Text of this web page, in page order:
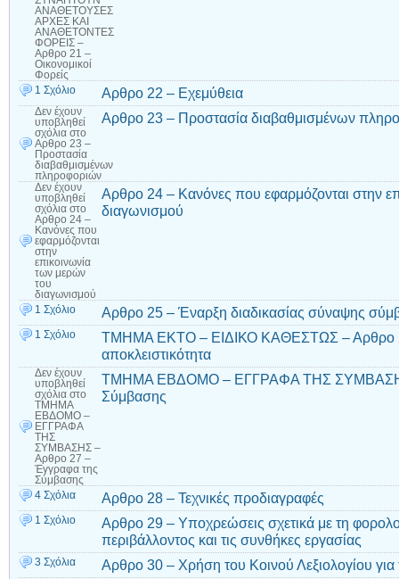
ΑΝΑΘΕΤΟΥΣΕΣ
ΑΡΧΕΣ ΚΑΙ
ΑΝΑΘΕΤΟΝΤΕΣ
ΦΟΡΕΙΣ –
Αρθρο 21 –
Οικονομικοί
Φορείς
1 Σχόλιο
Αρθρο 22 – Εχεμύθεια
Δεν έχουν
υποβληθεί
σχόλια στο
Αρθρο 23 –
Προστασία
διαβαθμισμένων
πληροφοριών
Αρθρο 23 – Προστασία διαβαθμισμένων
Δεν έχουν
υποβληθεί
σχόλια στο
Αρθρο 24 –
Κανόνες που
εφαρμόζονται
στην
επικοινωνία
των μερών
του
διαγωνισμού
Αρθρο 24 – Κανόνες που εφαρμόζονται στην
διαγωνισμού
1 Σχόλιο Αρθρο 25 – Έναρξη διαδικασίας σύναψης
1 Σχόλιο
ΤΜΗΜΑ ΕΚΤΟ – ΕΙΔΙΚΟ ΚΑΘΕΣΤΩΣ – Αρθρο 26
αποκλειστικότητα
Δεν έχουν
υποβληθεί
σχόλια στο
ΤΜΗΜΑ
ΕΒΔΟΜΟ –
ΕΓΓΡΑΦΑ
ΤΗΣ
ΣΥΜΒΑΣΗΣ –
Αρθρο 27 –
Έγγραφα της
Σύμβασης
ΤΜΗΜΑ ΕΒΔΟΜΟ – ΕΓΓΡΑΦΑ ΤΗΣ ΣΥΜΒΑΣΗΣ
Σύμβασης
4 Σχόλια Αρθρο 28 – Τεχνικές προδιαγραφές
1 Σχόλιο
Αρθρο 29 – Υποχρεώσεις σχετικά με τη
περιβάλλοντος και τις συνθήκες εργασίας
3 Σχόλια Αρθρο 30 – Χρήση του Κοινού Λεξιολογίου για